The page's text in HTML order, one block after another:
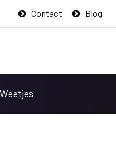
Blog
Contact